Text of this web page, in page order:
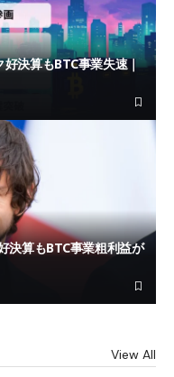
決算もBTC事業失速｜
決算もBTC事業粗利益が
View All